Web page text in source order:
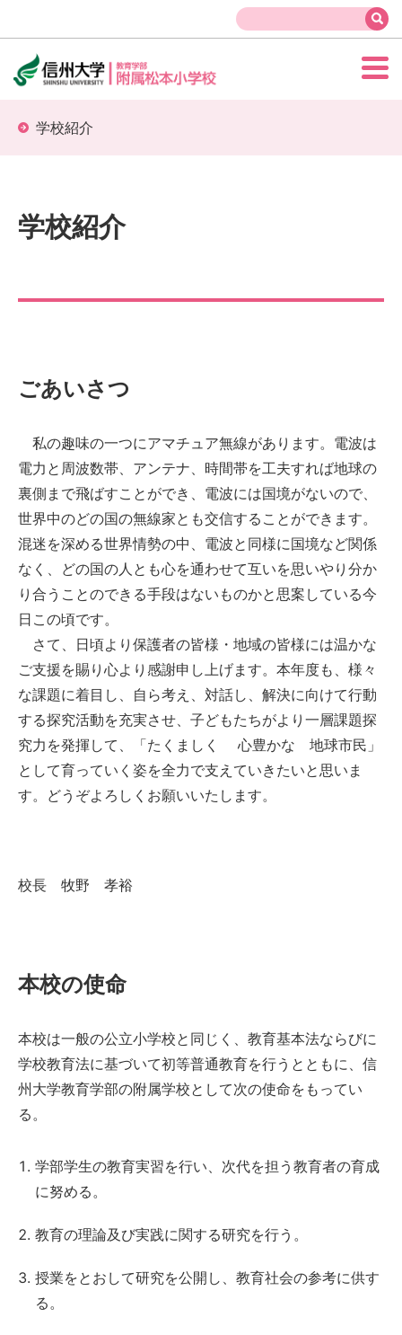
学校紹介
学校紹介
ごあいさつ
私の趣味の一つにアマチュア無線があります。電波は
電力と周波数帯、アンテナ、時間帯を工夫すれば地球の
裏側まで飛ばすことができ、電波には国境がないので、
世界中のどの国の無線家とも交信することができます。
混迷を深める世界情勢の中、電波と同様に国境など関係
なく、どの国の人とも心を通わせて互いを思いやり分か
り合うことのできる手段はないものかと思案している今
日この頃です。
さて、日頃より保護者の皆様・地域の皆様には温かな
ご支援を賜り心より感謝申し上げます。本年度も、様々
な課題に着目し、自ら考え、対話し、解決に向けて行動
する探究活動を充実させ、子どもたちがより一層課題探
究力を発揮して、「たくましく 心豊かな 地球市民」
として育っていく姿を全力で支えていきたいと思いま
す。どうぞよろしくお願いいたします。
校長 牧野 孝裕
本校の使命
本校は一般の公立小学校と同じく、教育基本法ならびに
学校教育法に基づいて初等普通教育を行うとともに、信
州大学教育学部の附属学校として次の使命をもってい
る。
学部学生の教育実習を行い、次代を担う教育者の育成
に努める。
教育の理論及び実践に関する研究を行う。
授業をとおして研究を公開し、教育社会の参考に供す
る。